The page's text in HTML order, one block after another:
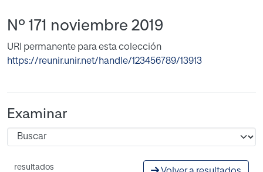
Nº 171 noviembre 2019
URI permanente para esta colección
https://reunir.unir.net/handle/123456789/13913
Examinar
resultados